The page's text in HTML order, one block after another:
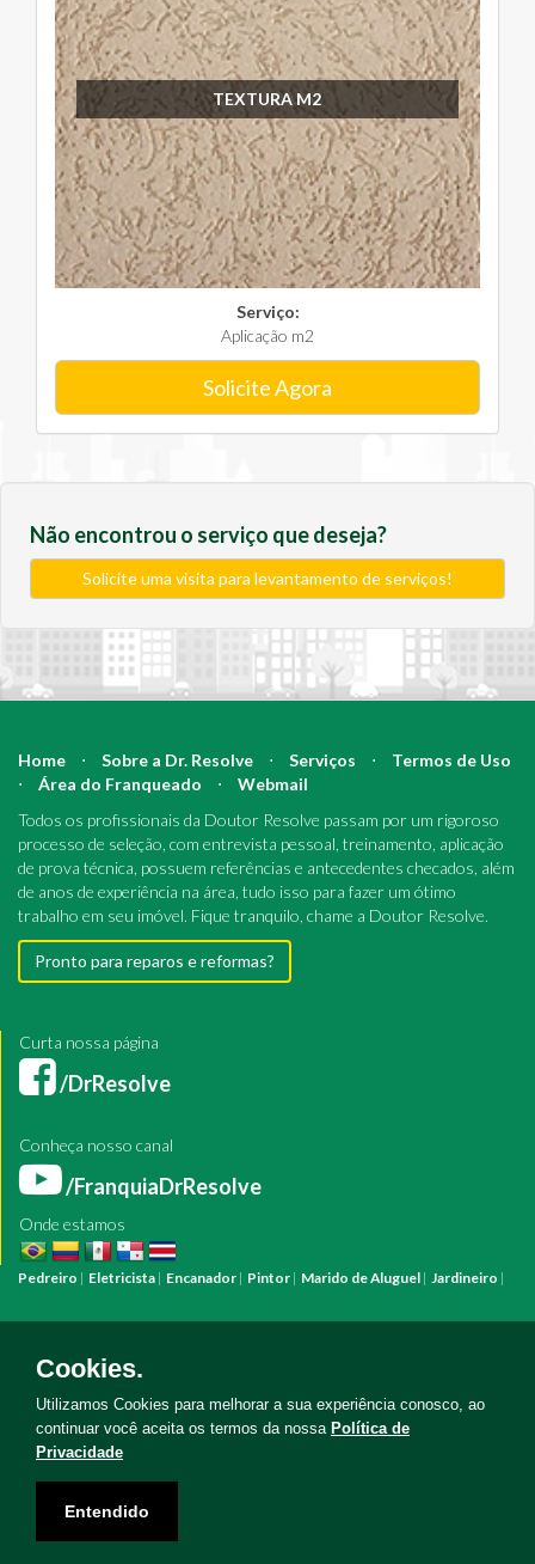
TEXTURA M2
Serviço:
Aplicação m2
Solicite Agora
Não encontrou o serviço que deseja?
Solicite uma visita para levantamento de serviços!
Home ⋅ Sobre a Dr. Resolve ⋅ Serviços ⋅
Termos de Uso
⋅
Área do Franqueado ⋅
Webmail
Todos os profissionais da Doutor Resolve passam por um rigoroso
processo de seleção, com entrevista pessoal, treinamento, aplicação
de prova técnica, possuem referências e antecedentes checados, além
de anos de experiência na área, tudo isso para fazer um ótimo
trabalho em seu imóvel. Fique tranquilo, chame a Doutor Resolve.
Pronto para reparos e reformas?
Curta nossa página
/DrResolve
Conheça nosso canal
/FranquiaDrResolve
Onde estamos
Pedreiro | Eletricista | Encanador | Pintor | Marido de Aluguel | Jardineiro |
Bombeiro HidráulicoManutenção PredialManutenção Residencial
ReformaServiço Eletricista
HidráulicaServiço PedreiroServiço Construção
Cookies.
Utilizamos Cookies para melhorar a sua experiência conosco, ao
continuar você aceita os termos da nossa Política de
Privacidade
Entendido